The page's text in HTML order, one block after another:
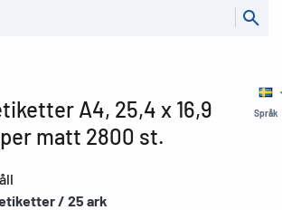
Språk
A4, 25,4 x 16,9
matt 2800 st.
/ 25 ark